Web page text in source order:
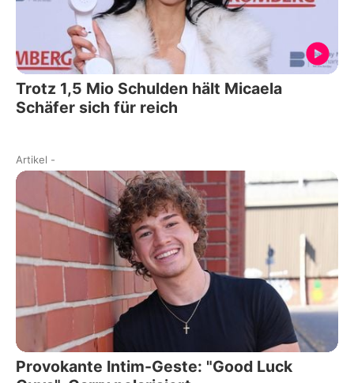
Trotz 1,5 Mio Schulden hält Micaela
Schäfer sich für reich
Artikel -
Provokante Intim-Geste: "Good Luck